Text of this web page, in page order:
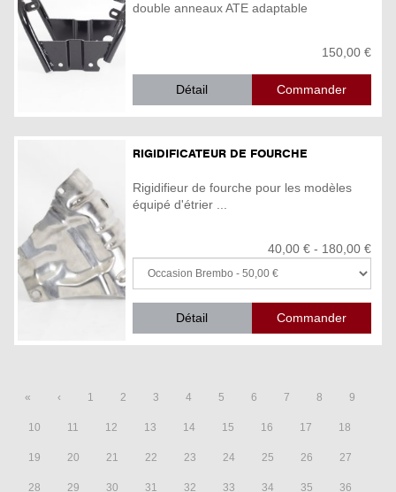
double anneaux ATE adaptable
150,00 €
Détail
RIGIDIFICATEUR DE FOURCHE
Rigidifieur de fourche pour les modèles
équipé d'étrier ...
40,00 € - 180,00 €
Détail
« ‹ 1 2 3 4 5 6 7 8 9
10 11 12 13 14 15 16 17 18
19 20 21 22 23 24 25 26 27
28 29 30 31 32 33 34 35 36